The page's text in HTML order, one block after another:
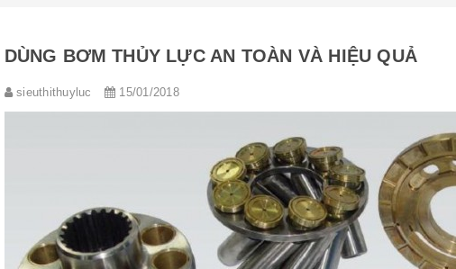
DÙNG BƠM THỦY LỰC AN TOÀN VÀ HIỆU QUẢ
sieuthithuyluc 15/01/2018